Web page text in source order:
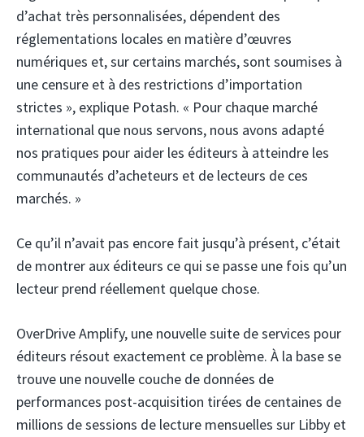
d’achat très personnalisées, dépendent des
réglementations locales en matière d’œuvres
numériques et, sur certains marchés, sont soumises à
une censure et à des restrictions d’importation
strictes », explique Potash. « Pour chaque marché
international que nous servons, nous avons adapté
nos pratiques pour aider les éditeurs à atteindre les
communautés d’acheteurs et de lecteurs de ces
marchés. »
Ce qu’il n’avait pas encore fait jusqu’à présent, c’était
de montrer aux éditeurs ce qui se passe une fois qu’un
lecteur prend réellement quelque chose.
OverDrive Amplify, une nouvelle suite de services pour
éditeurs résout exactement ce problème. À la base se
trouve une nouvelle couche de données de
performances post-acquisition tirées de centaines de
millions de sessions de lecture mensuelles sur Libby et